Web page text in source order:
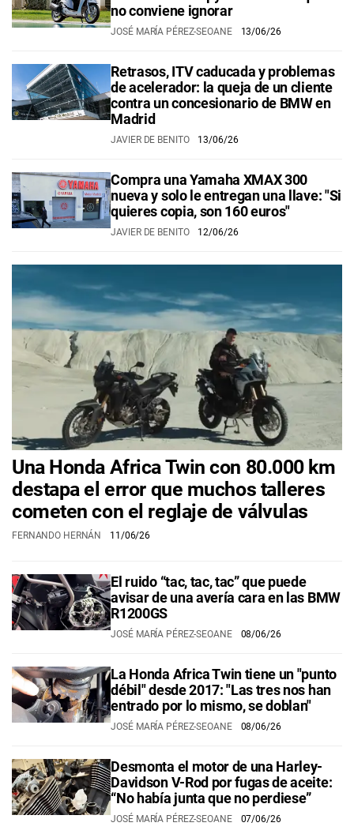
no conviene ignorar
JOSÉ MARÍA PÉREZ-SEOANE 13/06/26
Retrasos, ITV caducada y problemas
de acelerador: la queja de un cliente
contra un concesionario de BMW en
Madrid
JAVIER DE BENITO 13/06/26
Compra una Yamaha XMAX 300
nueva y solo le entregan una llave: "Si
quieres copia, son 160 euros"
JAVIER DE BENITO 12/06/26
Una Honda Africa Twin con 80.000 km
destapa el error que muchos talleres
cometen con el reglaje de válvulas
FERNANDO HERNÁN 11/06/26
El ruido “tac, tac, tac” que puede
avisar de una avería cara en las BMW
R1200GS
JOSÉ MARÍA PÉREZ-SEOANE 08/06/26
La Honda Africa Twin tiene un "punto
débil" desde 2017: "Las tres nos han
entrado por lo mismo, se doblan"
JOSÉ MARÍA PÉREZ-SEOANE 08/06/26
Desmonta el motor de una Harley-
Davidson V-Rod por fugas de aceite:
“No había junta que no perdiese”
JOSÉ MARÍA PÉREZ-SEOANE 07/06/26